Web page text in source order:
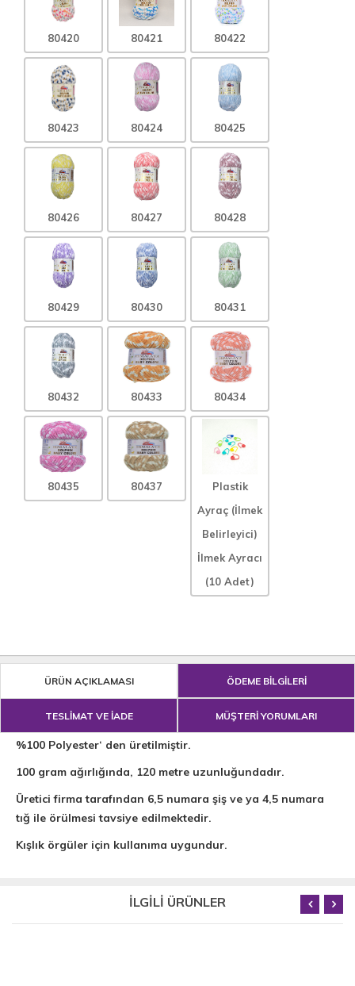
80420 80421 80422
80423 80424 80425
80426 80427 80428
80429 80430 80431
80432 80433 80434
80435 80437
Plastik
Ayraç (İlmek
Belirleyici)
İlmek Ayracı
(10 Adet)
ÜRÜN AÇIKLAMASI ÖDEME BİLGİLERİ
TESLİMAT VE İADE MÜŞTERİ YORUMLARI
%100 Polyester‘ den üretilmiştir.
100 gram ağırlığında, 120 metre uzunluğundadır.
Üretici firma tarafından 6,5 numara şiş ve ya 4,5 numara
tığ ile örülmesi tavsiye edilmektedir.
Kışlık örgüler için kullanıma uygundur.
İLGİLİ ÜRÜNLER